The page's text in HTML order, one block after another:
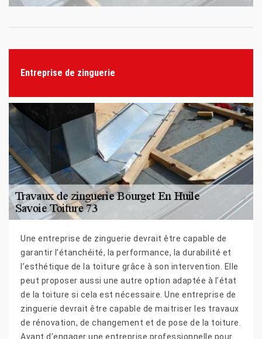
Entreprise de zinguerie
Une entreprise de zinguerie devrait être capable de
garantir l’étanchéité, la performance, la durabilité et
l’esthétique de la toiture grâce à son intervention. Elle
peut proposer aussi une autre option adaptée à l’état
de la toiture si cela est nécessaire. Une entreprise de
zinguerie devrait être capable de maitriser les travaux
de rénovation, de changement et de pose de la toiture.
Avant d’engager une entreprise professionnelle pour